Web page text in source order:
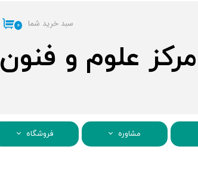
مرکز علوم و فنون
۰ سبد خرید شما
مشاوره فروشگاه